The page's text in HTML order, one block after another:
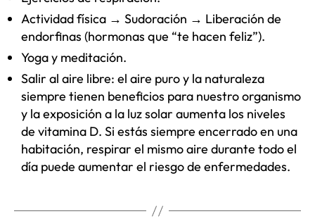
Actividad física → Sudoración → Liberación de
endorfinas (hormonas que “te hacen feliz”).
Yoga y meditación.
Salir al aire libre: el aire puro y la naturaleza
siempre tienen beneficios para nuestro organismo
y la exposición a la luz solar aumenta los niveles
de vitamina D. Si estás siempre encerrado en una
habitación, respirar el mismo aire durante todo el
día puede aumentar el riesgo de enfermedades.